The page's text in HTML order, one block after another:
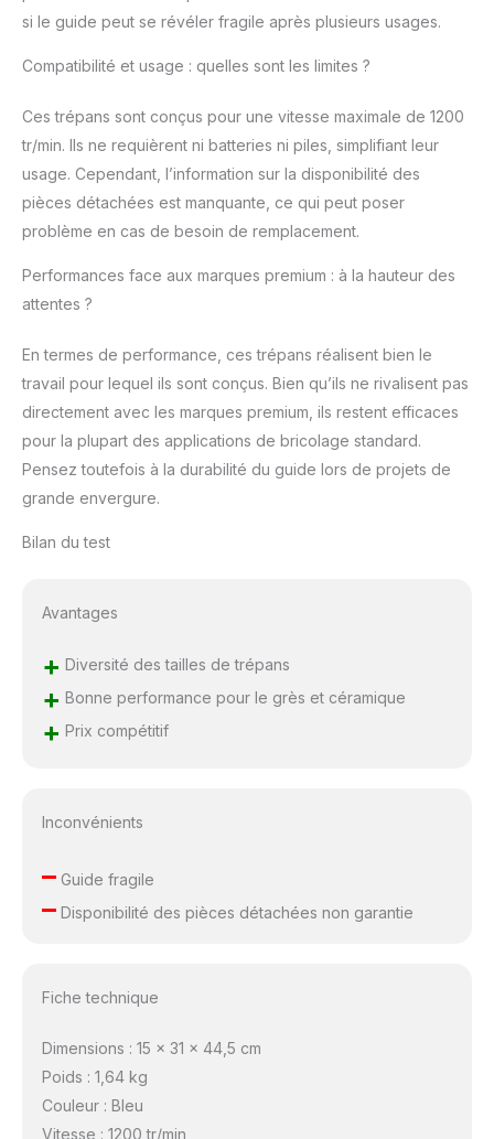
si le guide peut se révéler fragile après plusieurs usages.
Compatibilité et usage : quelles sont les limites ?
Ces trépans sont conçus pour une vitesse maximale de 1200
tr/min. Ils ne requièrent ni batteries ni piles, simplifiant leur
usage. Cependant, l’information sur la disponibilité des
pièces détachées est manquante, ce qui peut poser
problème en cas de besoin de remplacement.
Performances face aux marques premium : à la hauteur des
attentes ?
En termes de performance, ces trépans réalisent bien le
travail pour lequel ils sont conçus. Bien qu’ils ne rivalisent pas
directement avec les marques premium, ils restent efficaces
pour la plupart des applications de bricolage standard.
Pensez toutefois à la durabilité du guide lors de projets de
grande envergure.
Bilan du test
Avantages
+ Diversité des tailles de trépans
+ Bonne performance pour le grès et céramique
+ Prix compétitif
Inconvénients
–Guide fragile
–Disponibilité des pièces détachées non garantie
Fiche technique
Dimensions : 15 x 31 x 44,5 cm
Poids : 1,64 kg
Couleur : Bleu
Vitesse : 1200 tr/min